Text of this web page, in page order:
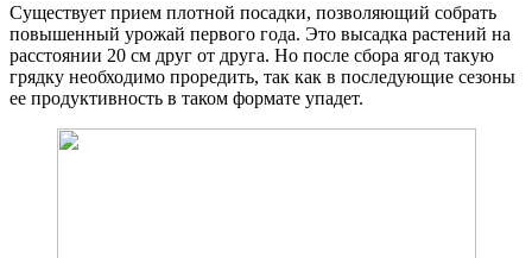
Существует прием плотной посадки, позволяющий собрать
повышенный урожай первого года. Это высадка растений на
расстоянии 20 см друг от друга. Но после сбора ягод такую
грядку необходимо проредить, так как в последующие сезоны
ее продуктивность в таком формате упадет.